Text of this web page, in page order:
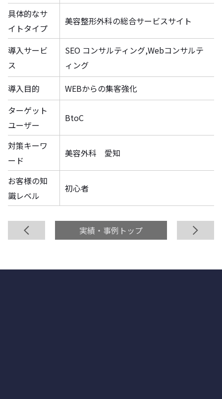
具体的なサ
イトタイプ
美容整形外科の総合サービスサイト
導入サービ
ス
SEO コンサルティング,Webコンサルテ
ィング
導入目的
WEBからの集客強化
ターゲット
ユーザー
BtoC
対策キーワ
ード
美容外科 愛知
お客様の知
識レベル
初心者
実績・事例トップ